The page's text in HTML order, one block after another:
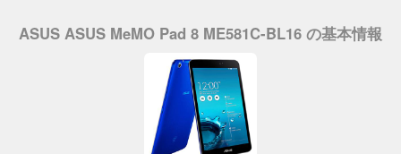
ASUS ASUS MeMO Pad 8 ME581C-BL16 の基本情報